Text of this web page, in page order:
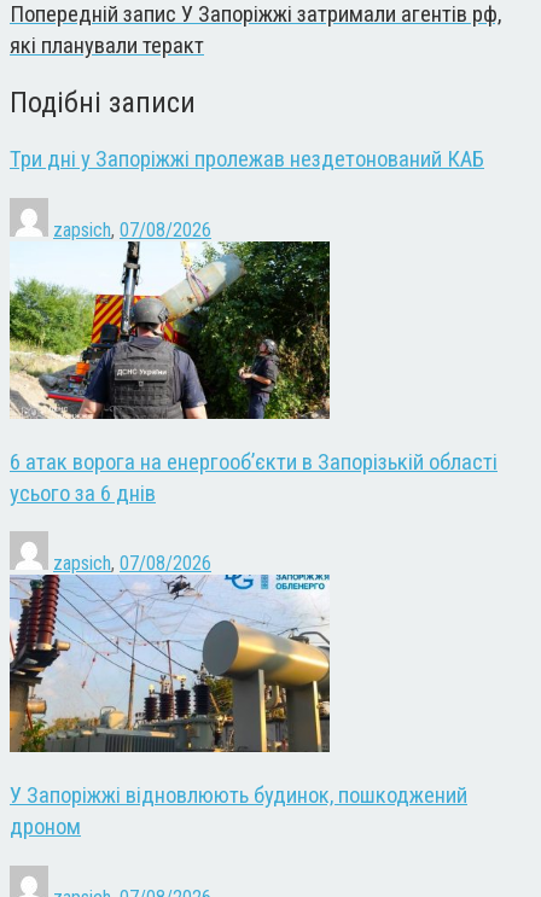
Попередній запис У Запоріжжі затримали агентів рф,
які планували теракт
Подібні записи
Три дні у Запоріжжі пролежав нездетонований КАБ
zapsich, 07/08/2026
6 атак ворога на енергооб’єкти в Запорізькій області
усього за 6 днів
zapsich, 07/08/2026
У Запоріжжі відновлюють будинок, пошкоджений
дроном